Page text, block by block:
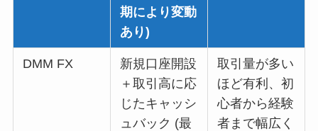
期により変動
あり)
DMM FX
新規口座開設
＋取引高に応
じたキャッシ
ュバック (最
取引量が多い
ほど有利、初
心者から経験
者まで幅広く